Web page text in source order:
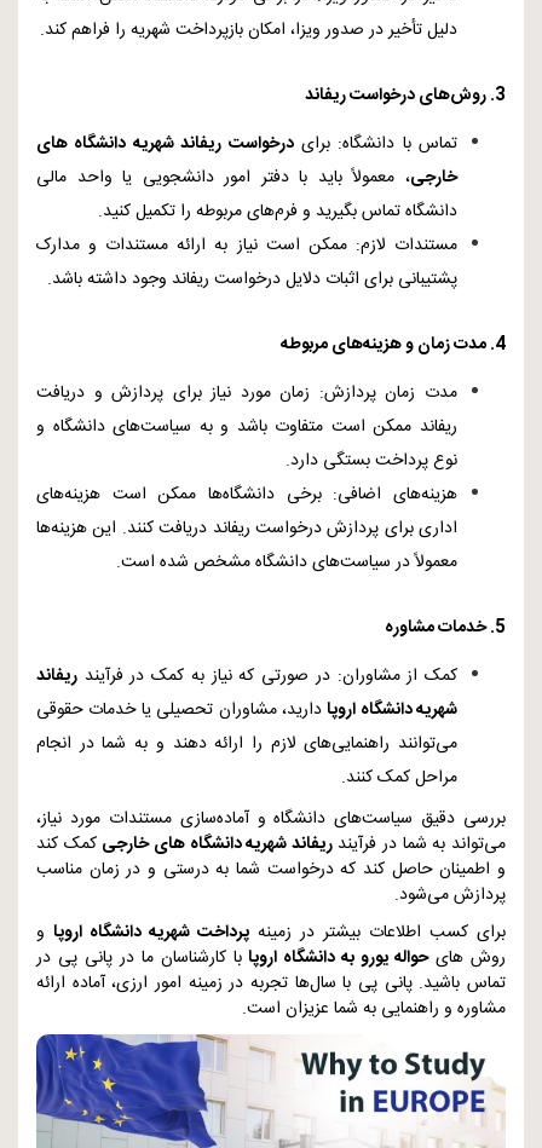
دلیل تأخیر در صدور ویزا، امکان بازپرداخت شهریه را فراهم کند.
3. روش‌های درخواست ریفاند
تماس با دانشگاه: برایدرخواست ریفاند شهریه دانشگاه‌ های
خارجی، معمولاً باید با دفتر امور دانشجویی یا واحد مالی
دانشگاه تماس بگیرید و فرم‌های مربوطه را تکمیل کنید.
مستندات لازم: ممکن است نیاز به ارائه مستندات و مدارک
پشتیبانی برای اثبات دلایل درخواست ریفاند وجود داشته باشد.
4. مدت زمان و هزینه‌های مربوطه
مدت زمان پردازش: زمان مورد نیاز برای پردازش و دریافت
ریفاند ممکن است متفاوت باشد و به سیاست‌های دانشگاه و
نوع پرداخت بستگی دارد.
هزینه‌های اضافی: برخی دانشگاه‌ها ممکن است هزینه‌های
اداری برای پردازش درخواست ریفاند دریافت کنند. این هزینه‌ها
معمولاً در سیاست‌های دانشگاه مشخص شده است.
5. خدمات مشاوره
کمک از مشاوران: در صورتی که نیاز به کمک در فرآیند ریفاند
شهریه دانشگاه اروپادارید، مشاوران تحصیلی یا خدمات حقوقی
می‌توانند راهنمایی‌های لازم را ارائه دهند و به شما در انجام
مراحل کمک کنند.
بررسی دقیق سیاست‌های دانشگاه و آماده‌سازی مستندات مورد نیاز،
می‌تواند به شما در فرآیندریفاند شهریه دانشگاه‌ های خارجی کمک کند
و اطمینان حاصل کند که درخواست شما به درستی و در زمان مناسب
پردازش می‌شود.
برای کسب اطلاعات بیشتر در زمینه پرداخت شهریه دانشگاه اروپا و
روش هایحواله یورو به دانشگاه اروپابا کارشناسان ما در پانی پی در
تماس باشید. پانی پی با سال‌ها تجربه در زمینه امور ارزی، آماده ارائه
مشاوره و راهنمایی به شما عزیزان است.